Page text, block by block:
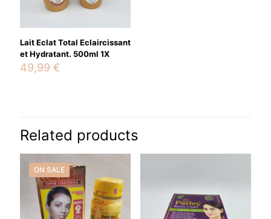
Email*
Save my name, email, and website in this browser for the
next time I comment.
Lait Eclat Total Eclaircissant
et Hydratant. 500ml 1X
49,99 €
Related products
ON SALE